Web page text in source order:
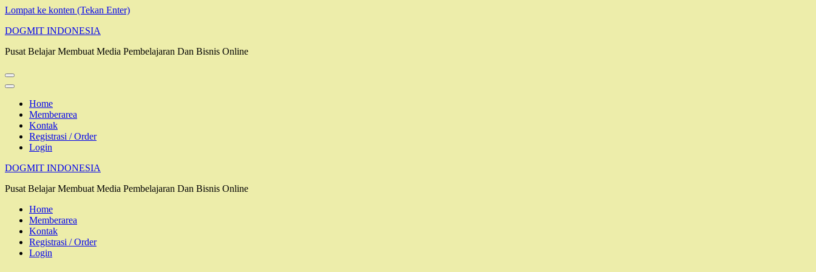
Lompat ke konten (Tekan Enter)
DOGMIT INDONESIA
Pusat Belajar Membuat Media Pembelajaran Dan Bisnis Online
Home
Memberarea
Kontak
Registrasi / Order
Login
DOGMIT INDONESIA
Pusat Belajar Membuat Media Pembelajaran Dan Bisnis Online
Home
Memberarea
Kontak
Registrasi / Order
Login